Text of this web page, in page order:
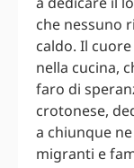
che nessuno
caldo. Il
nella cucina,
faro di
crotonese,
a chiunque
migranti e